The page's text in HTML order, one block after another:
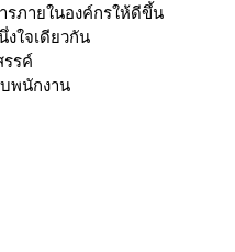
รภายในองค์กรให้ดีขึ้น
ใจเดียวกัน
รค์
พนักงาน